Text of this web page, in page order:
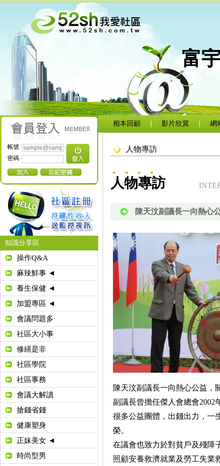
富
帳號
密碼
知識分享區
操作Q&A
麻辣鮮事 ◄
養生保健 ◄
加盟專區 ◄
會議問題多
社區大小事
修繕是非
社區學院
社區事務
會議大解讀
搶錢省錢
健康塑身
正妹美女 ◄
時尚型男
相本回顧 影片欣賞 網
人物專訪
人物專訪
陳天汶副議長一向熱心
陳天汶副議長一向熱心公益，
副議長曾擔任傑人會總會2002
很多公益團體，出錢出力，一
榮。
在議會也致力於對貧戶及殘障
照顧安養救濟就業及勞工失業